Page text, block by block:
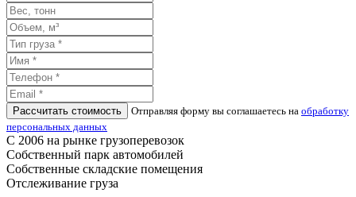
Рассчитать стоимость Отправляя форму вы соглашаетесь на обработку
персональных данных
С 2006 на рынке грузоперевозок
Собственный парк автомобилей
Собственные складские помещения
Отслеживание груза